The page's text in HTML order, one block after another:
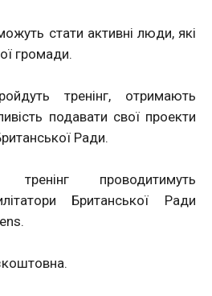
стати активні люди, які
громади.
тренінг, отримають
подавати свої проекти
Ради.
проводитимуть
Британської Ради